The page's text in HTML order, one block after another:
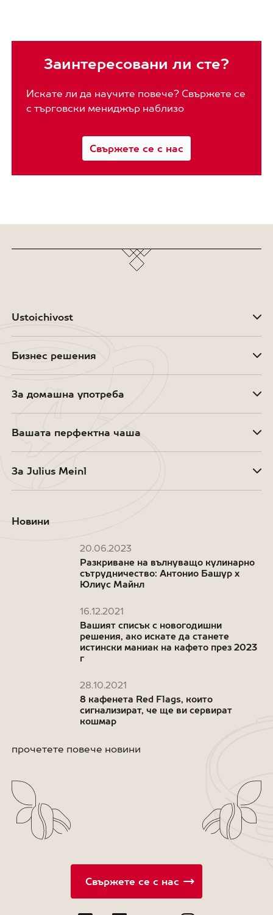
Заинтересовани ли сте?
Искате ли да научите повече? Свържете се
с търговски мениджър наблизо
Свържете се с нас
Ustoichivost
Бизнес решения
За домашна употреба
Вашата перфектна чаша
За Julius Meinl
Новини
20.06.2023
Разкриване на вълнуващо кулинарно
сътрудничество: Антонио Башур x
Юлиус Майнл
16.12.2021
Вашият списък с новогодишни
решения, ако искате да станете
истински маниак на кафето през 2023
г
28.10.2021
8 кафенета Red Flags, които
сигнализират, че ще ви сервират
кошмар
прочетете повече новини
Свържете се с нас